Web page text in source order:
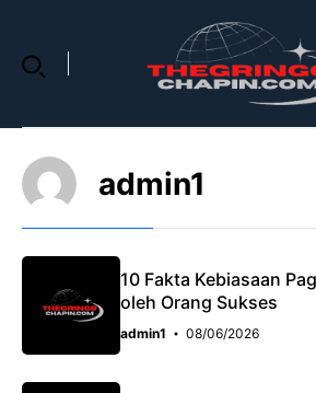
content
admin1
10 Fakta Kebiasaan
oleh Orang Sukses
admin1 08/06/2026